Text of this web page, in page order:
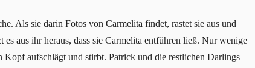
Als sie darin Fotos von Carmelita findet, rastet sie aus und
aus ihr heraus, dass sie Carmelita entführen ließ. Nur wenige
Kopf aufschlägt und stirbt. Patrick und die restlichen Darlings